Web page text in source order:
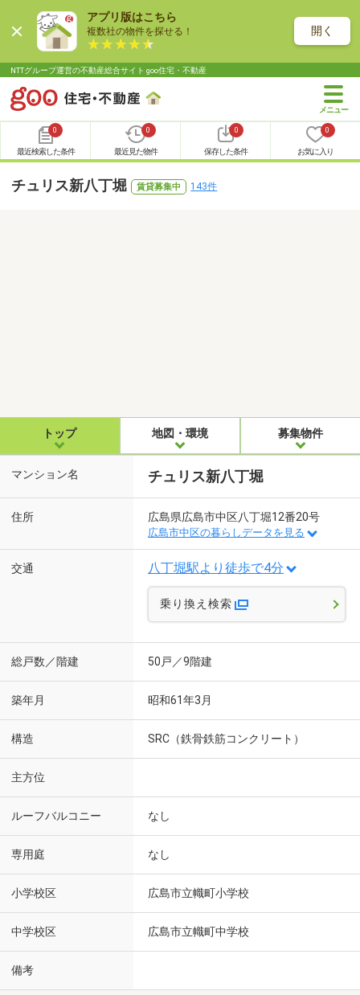
アプリ版はこちら
複数社の物件を探せる！ 開く
NTTグループ運営の不動産総合サイト goo住宅・不動産
0
最近検索した条件
0
最近見た物件
0
保存した条件
0
お気に入り
チュリス新八丁堀 賃貸募集中 143件
トップ 地図・環境 募集物件
マンション名 チュリス新八丁堀
住所 広島県広島市中区八丁堀12番20号
広島市中区の暮らしデータを見る
交通 八丁堀駅より徒歩で4分
乗り換え検索
総戸数／階建 50戸／9階建
築年月 昭和61年3月
構造 SRC（鉄骨鉄筋コンクリート）
主方位
ルーフバルコニー なし
専用庭 なし
小学校区 広島市立幟町小学校
中学校区 広島市立幟町中学校
備考